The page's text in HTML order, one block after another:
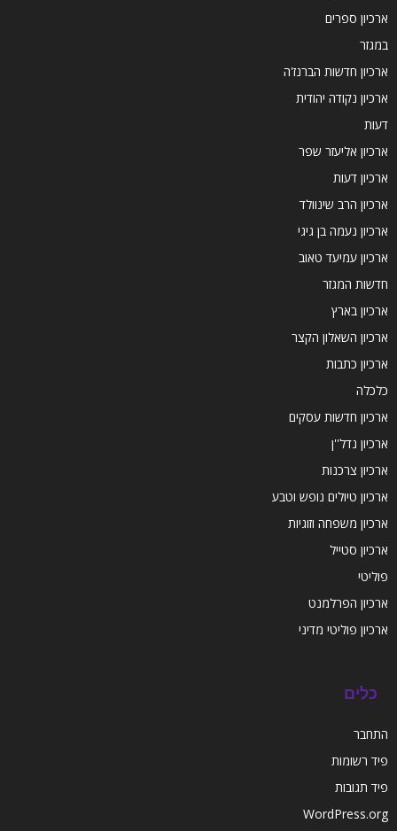
ארכיון ספרים
במגזר
ארכיון חדשות הברנז'ה
ארכיון נקודה יהודית
דעות
ארכיון אליעזר שפר
ארכיון דעות
ארכיון הרב שינוולד
ארכיון נעמה בן גיגי
ארכיון עמיעד טאוב
חדשות המגזר
ארכיון בארץ
ארכיון השאלון הקצר
ארכיון כתבות
כלכלה
ארכיון חדשות עסקים
ארכיון נדל''ן
ארכיון צרכנות
ארכיון טיולים נופש וטבע
ארכיון משפחה וזוגיות
ארכיון סטייל
פוליטי
ארכיון הפרלמנט
ארכיון פוליטי מדיני
כלים
התחבר
פיד רשומות
פיד תגובות
WordPress.org